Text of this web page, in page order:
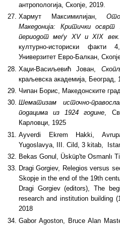
антропологија, Скопје, 2019.
Хармут Максимилијан,
Македонија: Критички
периодот меѓу XV и XIX век.
културно-историски
Универзитет Евро-Балкан,
Хаџи-Васиљевић Јован,
краљевска академија, Београд,
Чипан Борис, Македонските
Шематизам источно-
подацима из 1924 године,
Карловци, 1925
Ayverdi Ekrem Hakki,
Yugoslavya, III. Cild, 3 kitab,
Bekas Gonul, Üsküp'te Osmanlı
Dragi Gorgiev, Relegios versus
Skopje in the end of the 19th
Dragi Gorgiev (editors), The
research and institution building
2018
Gabor Agoston, Bruce Alan